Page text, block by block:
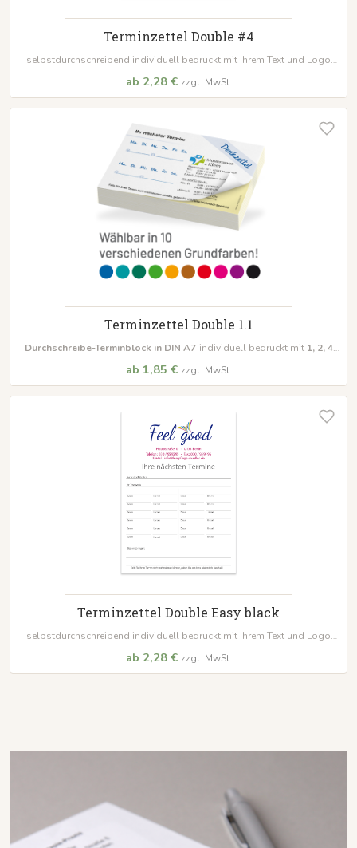
Terminzettel Double #4
selbstdurchschreibend individuell bedruckt mit Ihrem Text und Logo
lose anwählbar
ab 2,28 € zzgl. MwSt.
Terminzettel Double 1.1
Durchschreibe-Terminblock in DIN A7 individuell bedruckt mit 1, 2, 4
ab 1,85 € zzgl. MwSt.
Terminzettel Double Easy black
selbstdurchschreibend individuell bedruckt mit Ihrem Text und Logo
lose anwählbar
ab 2,28 € zzgl. MwSt.